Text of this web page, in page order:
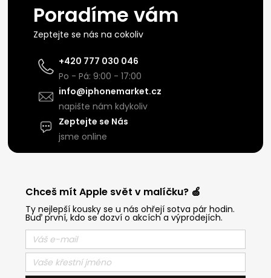
Poradíme vám
Zeptejte se nás na cokoliv
+420 777 030 046
Po - Pá: 9:00 - 17:00
info@iphonemarket.cz
napište nám kdykoliv
Zeptejte se Nás
jsme online
Chceš mít Apple svět v malíčku? 🍏
Ty nejlepší kousky se u nás ohřejí sotva pár hodin.
Buď první, kdo se dozví o akcích a výprodejích.